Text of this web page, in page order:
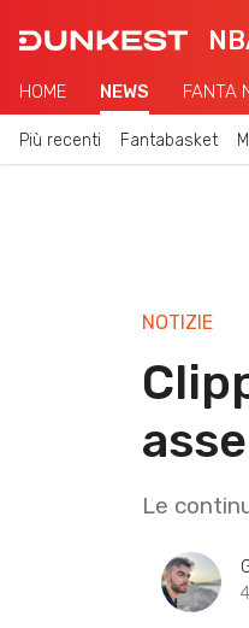
HOME NEWS FANTA
Più recenti Fantabasket
NOTIZIE
Le